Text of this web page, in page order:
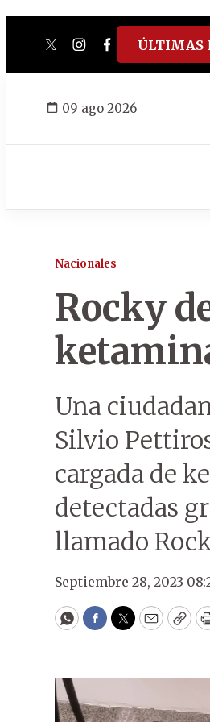
twitterinstagram
facebook
tiktok
ÚLTIMAS
09 ago 2026
Nacionales
Rocky
Una
Silvio
cargada de
detectadas
llamado
Septiembre 28, 2023
WhatsApp
Facebook
Twitter
Email